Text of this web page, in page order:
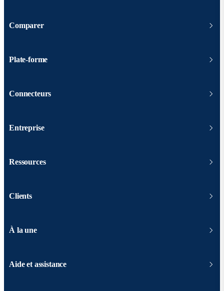
Comparer
Plate-forme
Connecteurs
Entreprise
Ressources
Clients
À la une
Aide et assistance